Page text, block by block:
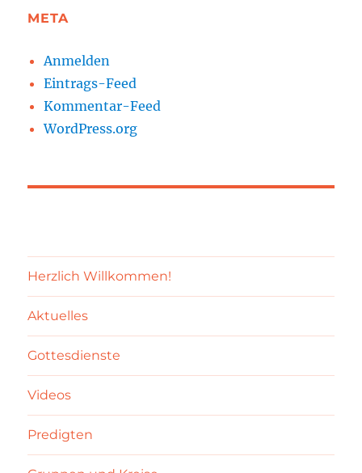
META
Anmelden
Eintrags-Feed
Kommentar-Feed
WordPress.org
Herzlich Willkommen!
Aktuelles
Gottesdienste
Videos
Predigten